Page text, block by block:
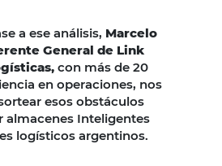
a ese análisis, Marcelo
General de Link
con más de 20
en operaciones, nos
esos obstáculos
almacenes Inteligentes
logísticos argentinos.